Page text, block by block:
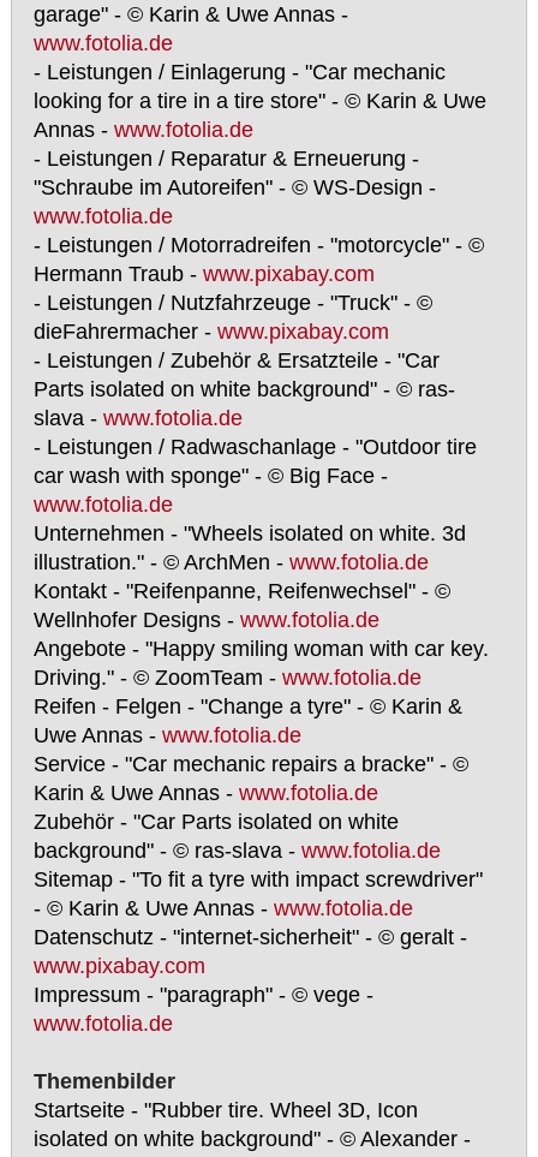
garage" - © Karin & Uwe Annas -
www.fotolia.de
- Leistungen / Einlagerung - "Car mechanic
looking for a tire in a tire store" - © Karin & Uwe
Annas - www.fotolia.de
- Leistungen / Reparatur & Erneuerung -
"Schraube im Autoreifen" - © WS-Design -
www.fotolia.de
- Leistungen / Motorradreifen - "motorcycle" - ©
Hermann Traub - www.pixabay.com
- Leistungen / Nutzfahrzeuge - "Truck" - ©
dieFahrermacher - www.pixabay.com
- Leistungen / Zubehör & Ersatzteile - "Car
Parts isolated on white background" - © ras-
slava - www.fotolia.de
- Leistungen / Radwaschanlage - "Outdoor tire
car wash with sponge" - © Big Face -
www.fotolia.de
Unternehmen - "Wheels isolated on white. 3d
illustration." - © ArchMen - www.fotolia.de
Kontakt - "Reifenpanne, Reifenwechsel" - ©
Wellnhofer Designs - www.fotolia.de
Angebote - "Happy smiling woman with car key.
Driving." - © ZoomTeam - www.fotolia.de
Reifen - Felgen - "Change a tyre" - © Karin &
Uwe Annas - www.fotolia.de
Service - "Car mechanic repairs a bracke" - ©
Karin & Uwe Annas - www.fotolia.de
Zubehör - "Car Parts isolated on white
background" - © ras-slava - www.fotolia.de
Sitemap - "To fit a tyre with impact screwdriver"
- © Karin & Uwe Annas - www.fotolia.de
Datenschutz - "internet-sicherheit" - © geralt -
www.pixabay.com
Impressum - "paragraph" - © vege -
www.fotolia.de
Themenbilder
Startseite - "Rubber tire. Wheel 3D, Icon
isolated on white background" - © Alexander -